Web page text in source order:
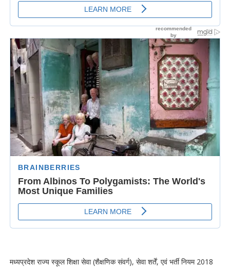
मध्यप्रदेश राज्य स्कूल शिक्षा सेवा (शैक्षणिक संवर्ग), सेवा शर्तें, एवं भर्ती नियम 2018